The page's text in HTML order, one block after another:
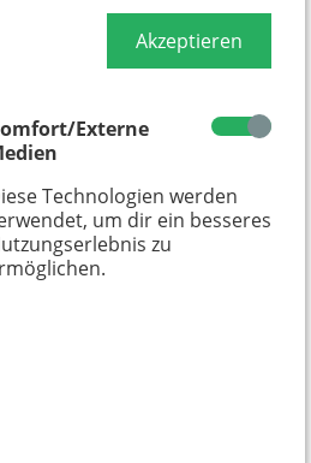
Akzeptieren
Externe
Technologien werden
um dir ein besseres
zu